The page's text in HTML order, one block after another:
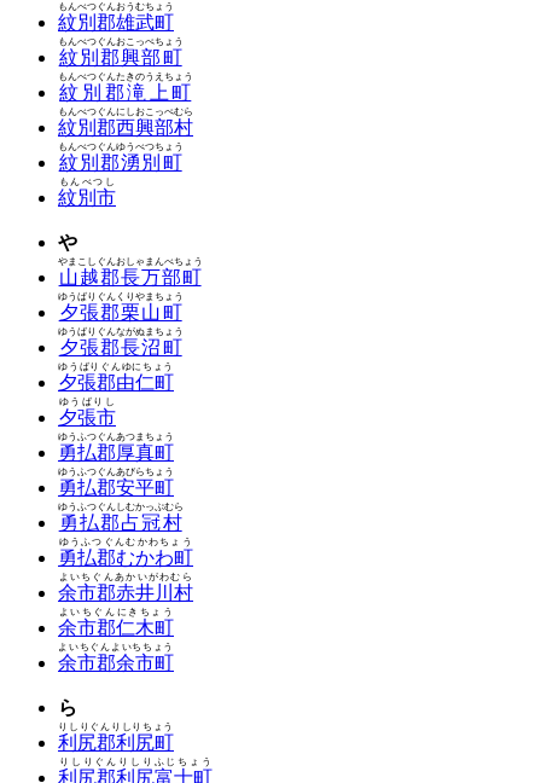
紋別郡雄武町
もんべつぐんおうむちょう
紋別郡興部町
もんべつぐんおこっぺちょう
紋別郡滝上町
もんべつぐんたきのうえちょう
紋別郡西興部村
もんべつぐんにしおこっぺむら
紋別郡湧別町
もんべつぐんゆうべつちょう
紋別市
もんべつし
や
山越郡長万部町
やまこしぐんおしゃまんべちょう
夕張郡栗山町
ゆうばりぐんくりやまちょう
夕張郡長沼町
ゆうばりぐんながぬまちょう
夕張郡由仁町
ゆうばりぐんゆにちょう
夕張市
ゆうばりし
勇払郡厚真町
ゆうふつぐんあつまちょう
勇払郡安平町
ゆうふつぐんあびらちょう
勇払郡占冠村
ゆうふつぐんしむかっぷむら
勇払郡むかわ町
ゆうふつぐんむかわちょう
余市郡赤井川村
よいちぐんあかいがわむら
余市郡仁木町
よいちぐんにきちょう
余市郡余市町
よいちぐんよいちちょう
ら
利尻郡利尻町
りしりぐんりしりちょう
利尻郡利尻富士町
りしりぐんりしりふじちょう